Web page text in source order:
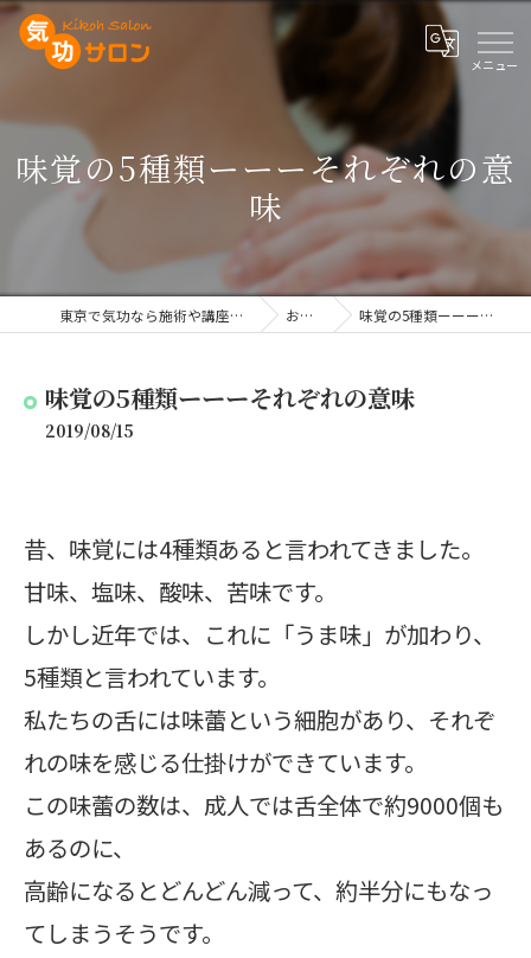
味覚の5種類ーーーそれぞれの意
味
東京で気功なら施術や講座を行う気功サロン お知らせ 味覚の5種類ーーーそれぞれの意味
味覚の5種類ーーーそれぞれの意味
2019/08/15
昔、味覚には4種類あると言われてきました。
甘味、塩味、酸味、苦味です。
しかし近年では、これに「うま味」が加わり、
5種類と言われています。
私たちの舌には味蕾という細胞があり、それぞ
れの味を感じる仕掛けができています。
この味蕾の数は、成人では舌全体で約9000個も
あるのに、
高齢になるとどんどん減って、約半分にもなっ
てしまうそうです。